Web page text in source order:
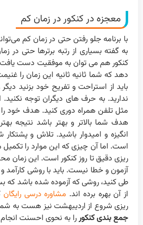
معجزه در کنکور در زمان کم
با برنامه جلو رفتن حتی در زمان کم
به گفته بسیاری از رتبه برترها حتی در
کنکور هم می توان به موفقیت دست
دهد که شما ثانیه ثانیه این زمان را
باید از استراحت و تفریح خود بزنید
ندارید. به حرف های دیگران توجه
مثل تلفن همراه دوری کنید. هدف
هدف شما بالاتر و بهتر باشد نتیجه
انگیزه و امیدوار باشید. تلاش و پشتکار
است. اما آن چیزی که این موارد را
ریزی دقیق تا روز کنکور است. این زمان
آزمون و خطا نیست. باید با روشی کارآمد
طی کنید، روشی که آزموده شده باشد که
از آن بهره برده اند. مشاوره درسی رایگان
ریزی شروع از اردیبهشت نیز هست به
جمع بندی کنکوررا به نحوی احسنت